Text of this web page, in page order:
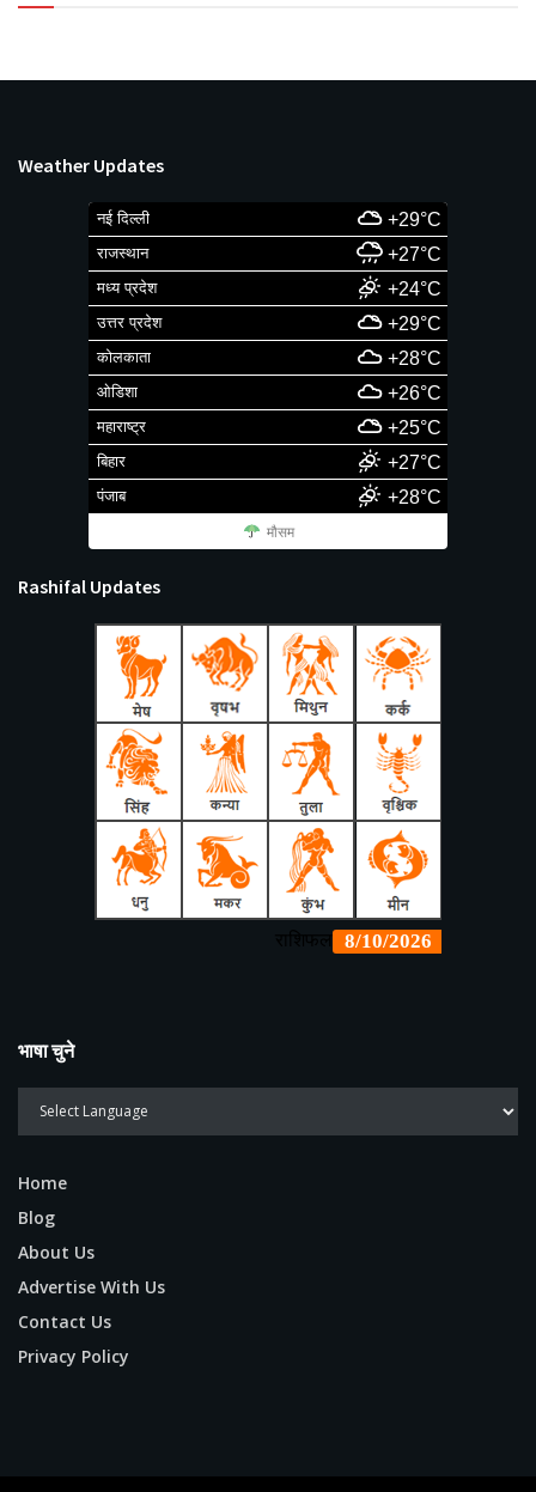
Weather Updates
नई दिल्ली +29°C
राजस्थान +27°C
मध्य प्रदेश +24°C
उत्तर प्रदेश +29°C
कोलकाता +28°C
ओडिशा +26°C
महाराष्ट्र +25°C
बिहार +27°C
पंजाब +28°C
मौसम
Rashifal Updates
भाषा चुने
Home
Blog
About Us
Advertise With Us
Contact Us
Privacy Policy